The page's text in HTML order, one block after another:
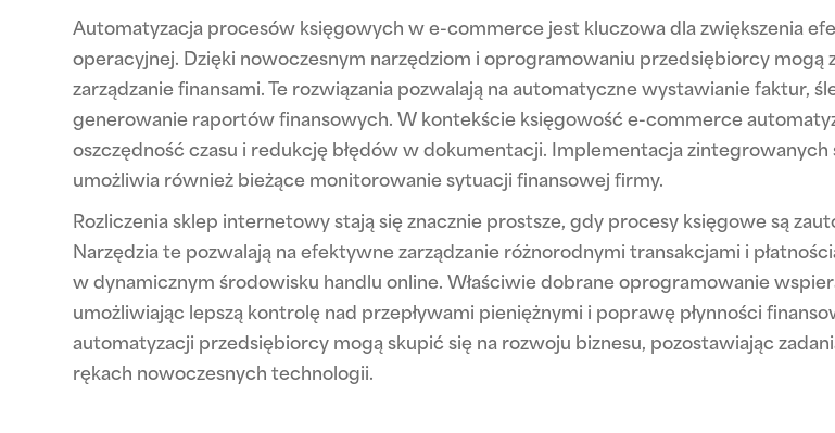
Automatyzacja procesów księgowych w e-commerce jest kluczowa dla zwiększenia
operacyjnej. Dzięki nowoczesnym narzędziom i oprogramowaniu przedsiębiorcy mogą
zarządzanie finansami. Te rozwiązania pozwalają na automatyczne wystawianie faktur,
generowanie raportów finansowych. W kontekście księgowość e-commerce
oszczędność czasu i redukcję błędów w dokumentacji. Implementacja
umożliwia również bieżące monitorowanie sytuacji finansowej firmy.
Rozliczenia sklep internetowy stają się znacznie prostsze, gdy procesy księgowe są
Narzędzia te pozwalają na efektywne zarządzanie różnorodnymi transakcjami i
w dynamicznym środowisku handlu online. Właściwie dobrane oprogramowanie
umożliwiając lepszą kontrolę nad przepływami pieniężnymi i poprawę płynności
automatyzacji przedsiębiorcy mogą skupić się na rozwoju biznesu, pozostawiając
rękach nowoczesnych technologii.